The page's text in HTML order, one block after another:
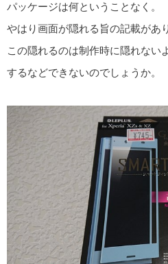
パッケージは何ということなく。
やはり画面が隠れる旨の記載があ
この隠れるのは制作時に隠れない
するなどできないのでしょうか。